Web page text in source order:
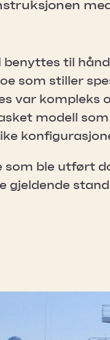
benyttes til
som stiller
var kompleks
modell
som ble utført
gjeldende